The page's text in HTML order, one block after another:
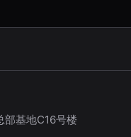
部基地C16号楼